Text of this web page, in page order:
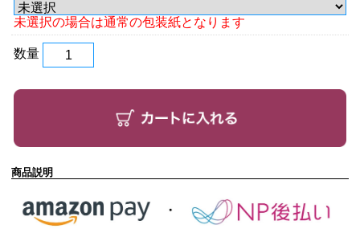
未選択の場合は通常の包装紙となります
数量
商品説明